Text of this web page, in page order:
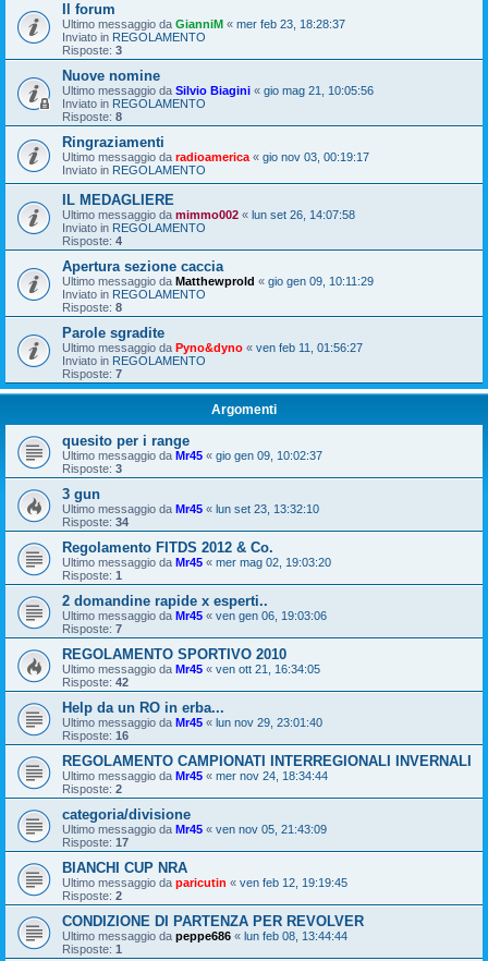
Il forum
Ultimo messaggio da GianniM « mer feb 23, 18:28:37
Inviato in REGOLAMENTO
Risposte: 3
Nuove nomine
Ultimo messaggio da Silvio Biagini « gio mag 21, 10:05:56
Inviato in REGOLAMENTO
Risposte: 8
Ringraziamenti
Ultimo messaggio da radioamerica « gio nov 03, 00:19:17
Inviato in REGOLAMENTO
IL MEDAGLIERE
Ultimo messaggio da mimmo002 « lun set 26, 14:07:58
Inviato in REGOLAMENTO
Risposte: 4
Apertura sezione caccia
Ultimo messaggio da Matthewprold « gio gen 09, 10:11:29
Inviato in REGOLAMENTO
Risposte: 8
Parole sgradite
Ultimo messaggio da Pyno&dyno « ven feb 11, 01:56:27
Inviato in REGOLAMENTO
Risposte: 7
Argomenti
quesito per i range
Ultimo messaggio da Mr45 « gio gen 09, 10:02:37
Risposte: 3
3 gun
Ultimo messaggio da Mr45 « lun set 23, 13:32:10
Risposte: 34
Regolamento FITDS 2012 & Co.
Ultimo messaggio da Mr45 « mer mag 02, 19:03:20
Risposte: 1
2 domandine rapide x esperti..
Ultimo messaggio da Mr45 « ven gen 06, 19:03:06
Risposte: 7
REGOLAMENTO SPORTIVO 2010
Ultimo messaggio da Mr45 « ven ott 21, 16:34:05
Risposte: 42
Help da un RO in erba...
Ultimo messaggio da Mr45 « lun nov 29, 23:01:40
Risposte: 16
REGOLAMENTO CAMPIONATI INTERREGIONALI INVERNALI
Ultimo messaggio da Mr45 « mer nov 24, 18:34:44
Risposte: 2
categoria/divisione
Ultimo messaggio da Mr45 « ven nov 05, 21:43:09
Risposte: 17
BIANCHI CUP NRA
Ultimo messaggio da paricutin « ven feb 12, 19:19:45
Risposte: 2
CONDIZIONE DI PARTENZA PER REVOLVER
Ultimo messaggio da peppe686 « lun feb 08, 13:44:44
Risposte: 1